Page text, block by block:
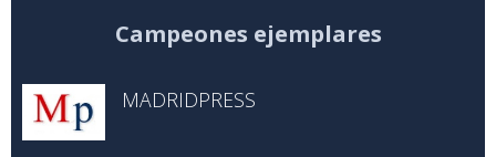
Campeones ejemplares
MADRIDPRESS